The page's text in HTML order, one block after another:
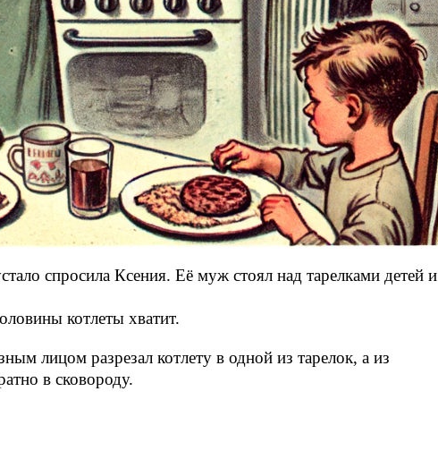
спросила Ксения. Её муж стоял над тарелками детей и
котлеты хватит.
лицом разрезал котлету в одной из тарелок, а из
в сковороду.